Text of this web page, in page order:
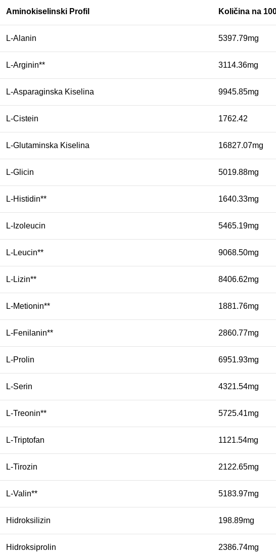
Aminokiselinski Profil Količina na
L-Alanin 5397.79mg
L-Arginin** 3114.36mg
L-Asparaginska Kiselina 9945.85mg
L-Cistein 1762.42
L-Glutaminska Kiselina 16827.07mg
L-Glicin 5019.88mg
L-Histidin** 1640.33mg
L-Izoleucin 5465.19mg
L-Leucin** 9068.50mg
L-Lizin** 8406.62mg
L-Metionin** 1881.76mg
L-Fenilanin** 2860.77mg
L-Prolin 6951.93mg
L-Serin 4321.54mg
L-Treonin** 5725.41mg
L-Triptofan 1121.54mg
L-Tirozin 2122.65mg
L-Valin** 5183.97mg
Hidroksilizin 198.89mg
Hidroksiprolin 2386.74mg